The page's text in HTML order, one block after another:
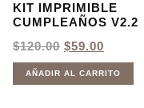
KIT IMPRIMIBLE
CUMPLEAÑOS V2.2
$120.00 EL
PRECIO
ORIGINAL
ERA:
$59.00
ES:
AÑADIR AL CARRITO